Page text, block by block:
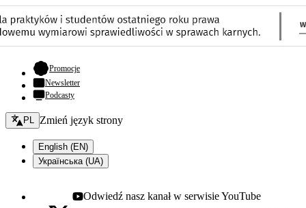
Promocje- otwiera się w nowej karcie
Newsletter
Podcasty
Zmień język - bieżący:
PL Zmień język strony
English (EN)
Українська (UA)
Youtube - otwiera się w nowej karcie
Odwiedź nasz kanał w serwisie YouTube